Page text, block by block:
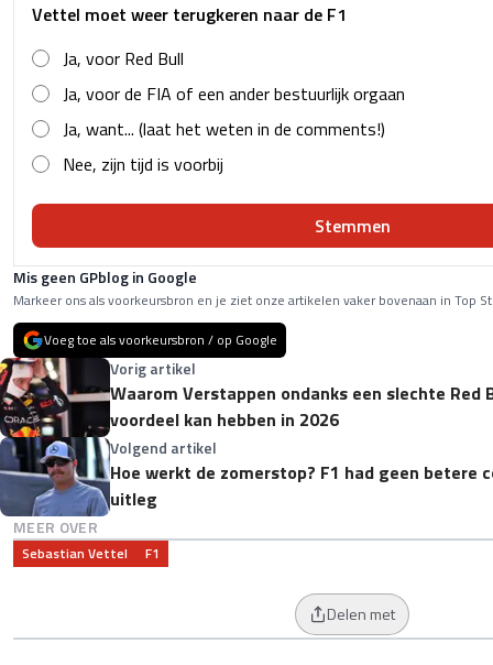
Vettel moet weer terugkeren naar de F1
Ja, voor Red Bull
Ja, voor de FIA of een ander bestuurlijk orgaan
Ja, want... (laat het weten in de comments!)
Nee, zijn tijd is voorbij
Stemmen
Mis geen GPblog in Google
Markeer ons als voorkeursbron en je ziet onze artikelen vaker bovenaan in Top
Voeg toe als voorkeursbron / op Google
Vorig artikel
Waarom Verstappen ondanks een slechte
voordeel kan hebben in 2026
Volgend artikel
Hoe werkt de zomerstop? F1 had geen betere
uitleg
MEER OVER
Sebastian Vettel F1
Delen met